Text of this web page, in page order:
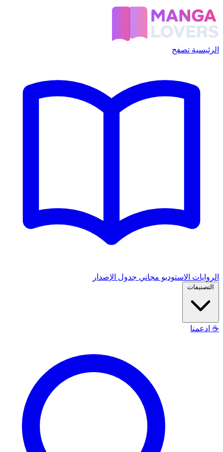
الرئيسية تصفح
الروايات الاستوديو مجاني جدول الإصدار
التصنيفات
☕ ادعمنا